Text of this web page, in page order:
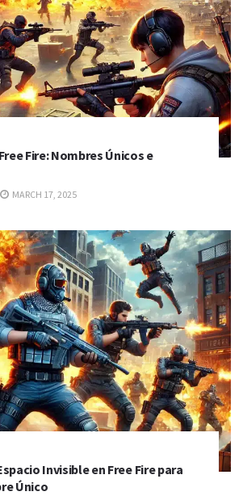
Fire: Nombres Únicos e
MARCH 17, 2025
Invisible en Free Fire para
Único